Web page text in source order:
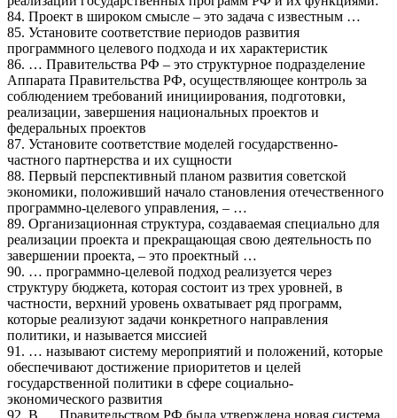
84. Проект в широком смысле – это задача с известным …
85. Установите соответствие периодов развития
программного целевого подхода и их характеристик
86. … Правительства РФ – это структурное подразделение
Аппарата Правительства РФ, осуществляющее контроль за
соблюдением требований инициирования, подготовки,
реализации, завершения национальных проектов и
федеральных проектов
87. Установите соответствие моделей государственно-
частного партнерства и их сущности
88. Первый перспективный планом развития советской
экономики, положивший начало становления отечественного
программно-целевого управления, – …
89. Организационная структура, создаваемая специально для
реализации проекта и прекращающая свою деятельность по
завершении проекта, – это проектный …
90. … программно-целевой подход реализуется через
структуру бюджета, которая состоит из трех уровней, в
частности, верхний уровень охватывает ряд программ,
которые реализуют задачи конкретного направления
политики, и называется миссией
91. … называют систему мероприятий и положений, которые
обеспечивают достижение приоритетов и целей
государственной политики в сфере социально-
экономического развития